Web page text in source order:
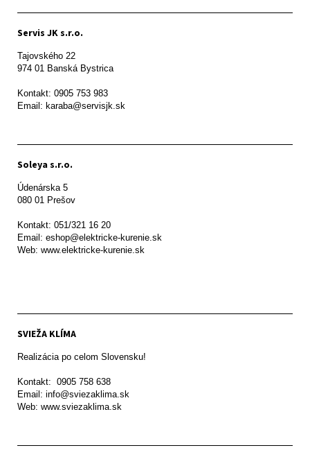
Servis JK s.r.o.
Tajovského 22
974 01 Banská Bystrica
Kontakt: 0905 753 983
Email: karaba@servisjk.sk
Soleya s.r.o.
Údenárska 5
080 01 Prešov
Kontakt: 051/321 16 20
Email: eshop@elektricke-kurenie.sk
Web: www.elektricke-kurenie.sk
SVIEŽA KLÍMA
Realizácia po celom Slovensku!
Kontakt:  0905 758 638
Email: info@sviezaklima.sk
Web: www.sviezaklima.sk